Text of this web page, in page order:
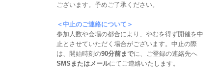
ございます。予めご了承ください。
＜中止のご連絡について＞
参加人数や会場の都合により、やむを得ず開催を中
止とさせていただく場合がございます。中止の際
は、開始時刻の90分前までに、ご登録の連絡先へ
SMSまたはメールにてご連絡いたします。